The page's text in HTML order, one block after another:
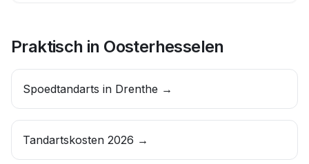
Praktisch in Oosterhesselen
Spoedtandarts in Drenthe →
Tandartskosten 2026 →